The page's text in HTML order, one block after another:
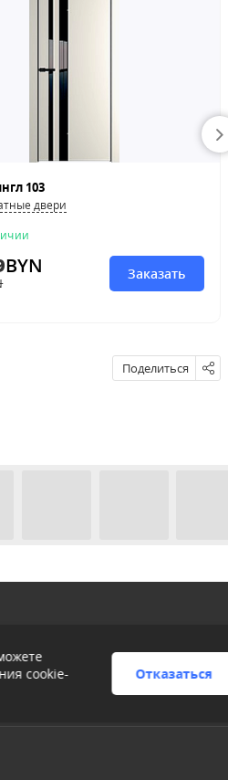
103
двери
BYN Заказать
Поделиться
cookie-
Отказаться